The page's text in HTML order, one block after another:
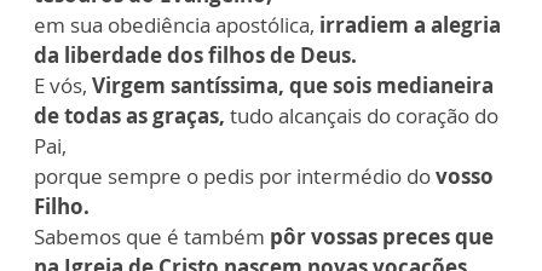
em sua obediência apostólica, irradiem a alegria
da liberdade dos filhos de Deus.
E vós, Virgem santíssima, que sois medianeira
de todas as graças, tudo alcançais do coração do
Pai,
porque sempre o pedis por intermédio dovosso
Filho.
Sabemos que é também pôr vossas preces que